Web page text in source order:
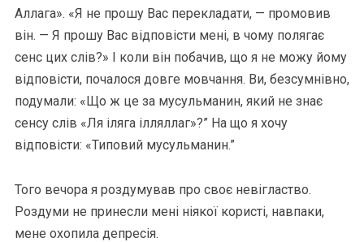
Аллага». «Я не прошу Вас перекладати, — промовив
він. — Я прошу Вас відповісти мені, в чому полягає
сенс цих слів?» І коли він побачив, що я не можу йому
відповісти, почалося довге мовчання. Ви, безсумнівно,
подумали: «Що ж це за мусульманин, який не знає
сенсу слів «Ля іляга ілляллаг»?” На що я хочу
відповісти: «Типовий мусульманин.”
Того вечора я роздумував про своє невігластво.
Роздуми не принесли мені ніякої користі, навпаки,
мене охопила депресія.